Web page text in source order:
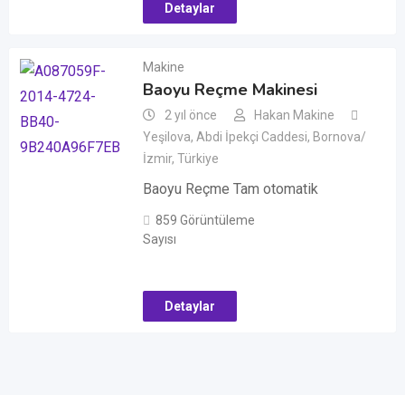
Detaylar
Makine
Baoyu Reçme Makinesi
2 yıl önce
Hakan Makine
Yeşilova, Abdi İpekçi Caddesi, Bornova/
İzmir, Türkiye
Baoyu Reçme Tam otomatik
859 Görüntüleme
Sayısı
Detaylar